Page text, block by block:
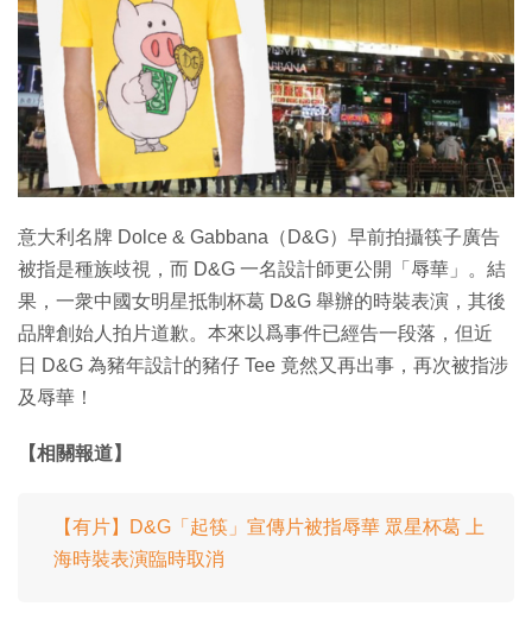
意大利名牌 Dolce & Gabbana（D&G）早前拍攝筷子廣告
被指是種族歧視，而 D&G 一名設計師更公開「辱華」。結
果，一衆中國女明星抵制杯葛 D&G 舉辦的時裝表演，其後
品牌創始人拍片道歉。本來以爲事件已經告一段落，但近
日 D&G 為豬年設計的豬仔 Tee 竟然又再出事，再次被指涉
及辱華！
【相關報道】
【有片】D&G「起筷」宣傳片被指辱華 眾星杯葛 上
海時裝表演臨時取消